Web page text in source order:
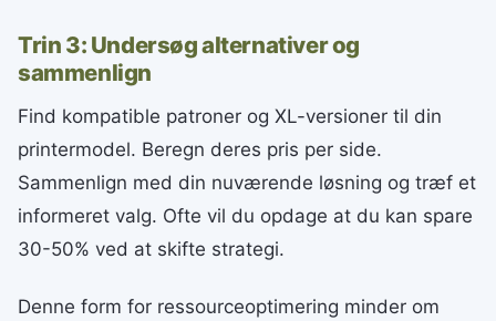
Trin 3: Undersøg alternativer og
sammenlign
Find kompatible patroner og XL-versioner til din
printermodel. Beregn deres pris per side.
Sammenlign med din nuværende løsning og træf et
informeret valg. Ofte vil du opdage at du kan spare
30-50% ved at skifte strategi.
Denne form for ressourceoptimering minder om